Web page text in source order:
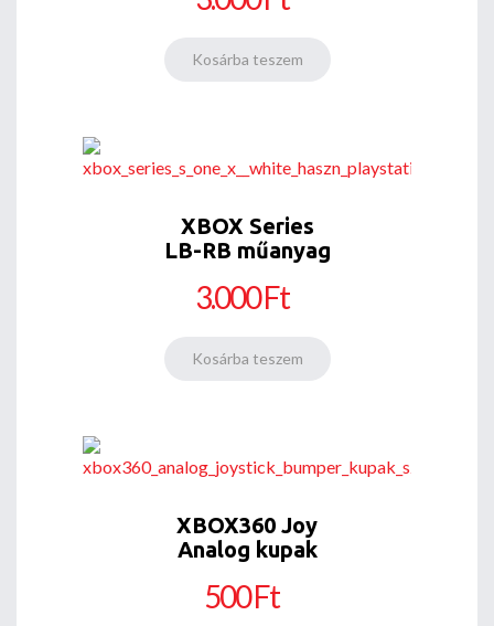
XBOX Series
LB-RB műanyag
3.000 Ft
XBOX360 Joy
Analog kupak
500 Ft